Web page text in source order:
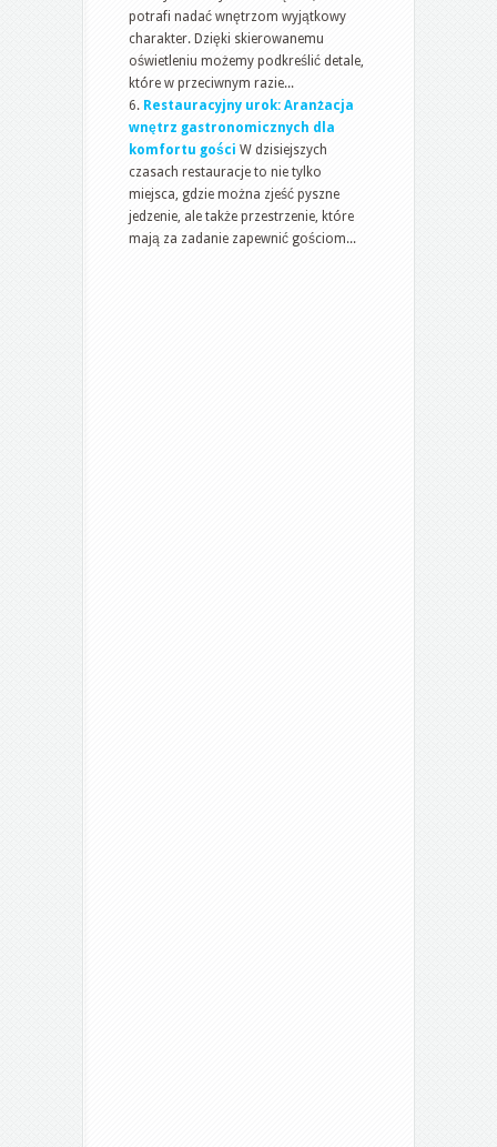
potrafi nadać wnętrzom wyjątkowy
charakter. Dzięki skierowanemu
oświetleniu możemy podkreślić detale,
które w przeciwnym razie...
Restauracyjny urok: Aranżacja
wnętrz gastronomicznych dla
komfortu gości W dzisiejszych
czasach restauracje to nie tylko
miejsca, gdzie można zjeść pyszne
jedzenie, ale także przestrzenie, które
mają za zadanie zapewnić gościom...